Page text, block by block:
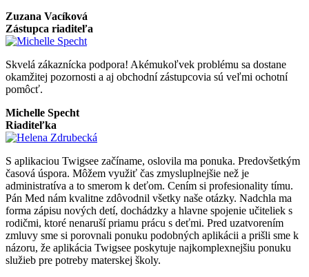
Zuzana Vacíková
Zástupca riaditeľa
Skvelá zákaznícka podpora! Akémukoľvek problému sa dostane
okamžitej pozornosti a aj obchodní zástupcovia sú veľmi ochotní
pomôcť.
Michelle Specht
Riaditeľka
S aplikaciou Twigsee začíname, oslovila ma ponuka. Predovšetkým
časová úspora. Môžem využiť čas zmysluplnejšie než je
administratíva a to smerom k deťom. Cením si profesionality tímu.
Pán Med nám kvalitne zdôvodnil všetky naše otázky. Nadchla ma
forma zápisu nových detí, dochádzky a hlavne spojenie učiteliek s
rodičmi, ktoré nenaruší priamu prácu s deťmi. Pred uzatvorením
zmluvy sme si porovnali ponuku podobných aplikácii a prišli sme k
názoru, že aplikácia Twigsee poskytuje najkomplexnejšiu ponuku
služieb pre potreby materskej školy.